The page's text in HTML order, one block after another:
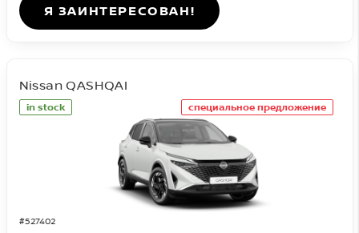
Я ЗАИНТЕРЕСОВАН!
in stock специальное предложение
#527402
Nissan QASHQAI